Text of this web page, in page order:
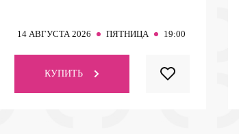
14 АВГУСТА 2026 ПЯТНИЦА 19:00
КУПИТЬ